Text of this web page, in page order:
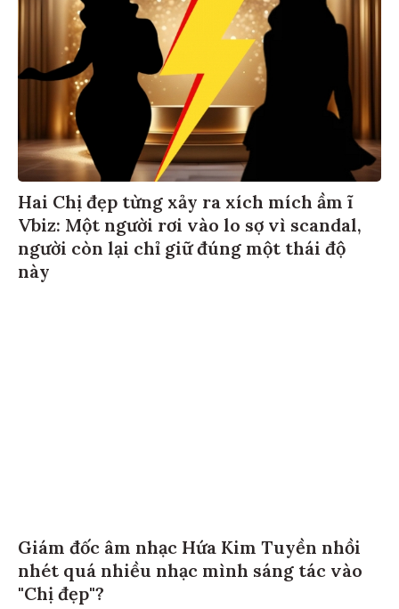
Hai Chị đẹp từng xảy ra xích mích ầm ĩ
Vbiz: Một người rơi vào lo sợ vì scandal,
người còn lại chỉ giữ đúng một thái độ
này
Giám đốc âm nhạc Hứa Kim Tuyền nhồi
nhét quá nhiều nhạc mình sáng tác vào
"Chị đẹp"?